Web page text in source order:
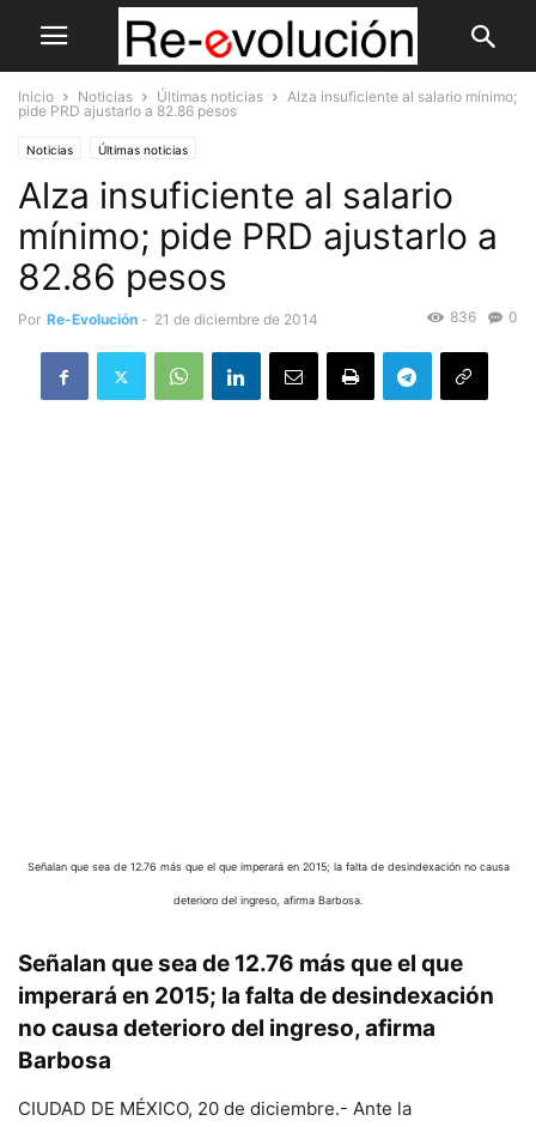
Inicio Noticias Últimas noticias
Alza insuficiente al salario mínimo;
pide PRD ajustarlo a 82.86 pesos
Noticias Últimas noticias
Alza insuficiente al salario
mínimo; pide PRD ajustarlo a
82.86 pesos
Por Re-Evolución - 21 de diciembre de 2014 0
836
Señalan que sea de 12.76 más que el que imperará en 2015; la falta de desindexación no causa
deterioro del ingreso, afirma Barbosa.
Señalan que sea de 12.76 más que el que
imperará en 2015; la falta de desindexación
no causa deterioro del ingreso, afirma
Barbosa
CIUDAD DE MÉXICO, 20 de diciembre.- Ante la